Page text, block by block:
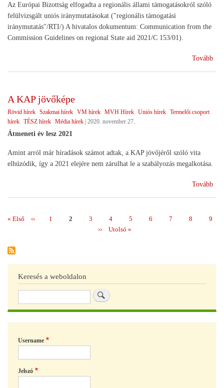
Az Európai Bizottság elfogadta a regionális állami támogatásokról szóló
felülvizsgált uniós iránymutatásokat ("regionális támogatási
iránymutatás"/RTI/) A hivatalos dokumentum: Communication from the
Commission Guidelines on regional State aid 2021/C 153/01).
Tovább
A KAP jövőképe
Rövid hírek Szakmai hírek VM hírek MVH Hírek Uniós hírek Termelői csoport
hírek TÉSZ hírek Média hírek | 2020. november 27.
Átmeneti év lesz 2021
Amint arról már híradások számot adtak, a KAP jövőjéről szóló vita
elhúzódik, így a 2021 elejére nem zárulhat le a szabályozás megalkotása.
Tovább
Első
« Első
Előző
‹‹ Page
1 Page
2 Page
3 Page
4 Page
5 Page
6 Page
7 Page
8 Page
9
Következő
››
Utolsó
Utolsó »
Keresés a weboldalon
Username
Jelszó